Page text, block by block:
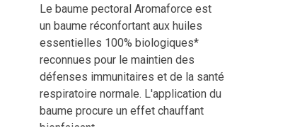
Le baume pectoral Aromaforce est
un baume réconfortant aux huiles
essentielles 100% biologiques*
reconnues pour le maintien des
défenses immunitaires et de la santé
respiratoire normale. L'application du
baume procure un effet chauffant
bienfaisant.